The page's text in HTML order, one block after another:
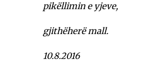
pikëllimin e yjeve,
gjithëherë mall.
10.8.2016